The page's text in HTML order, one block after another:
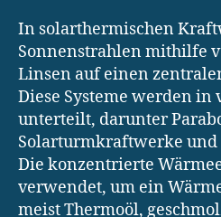
In solarthermischen
Sonnenstrahlen mithilfe
Linsen auf einen
Diese Systeme werden in
unterteilt, darunter
Solarturmkraftwerke
Die konzentrierte
verwendet, um ein
meist Thermoöl,